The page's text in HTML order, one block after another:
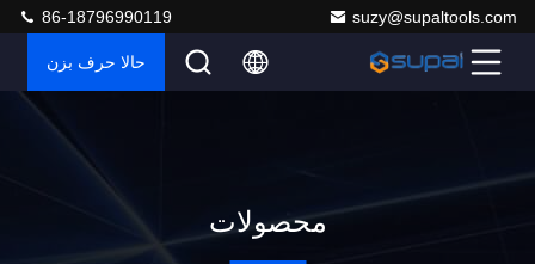
suzy@supaltools.com
86-18796990119
حالا حرف بزن
محصولات